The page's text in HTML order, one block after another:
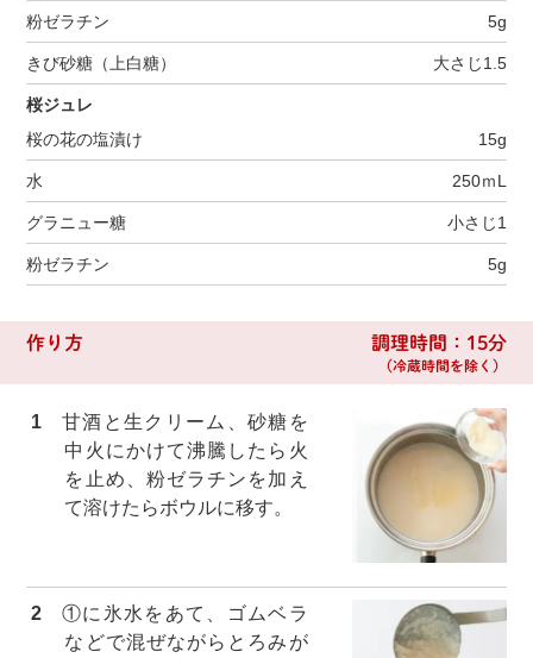
粉ゼラチン 5g
きび砂糖（上白糖） 大さじ1.5
桜ジュレ
桜の花の塩漬け
15g
水 250ｍL
グラニュー糖 小さじ1
粉ゼラチン 5g
作り方 調理時間：15分
（冷蔵時間を除く）
1
甘酒と生クリーム、砂糖を
中火にかけて沸騰したら火
を止め、粉ゼラチンを加え
て溶けたらボウルに移す。
2
①に氷水をあて、ゴムベラ
などで混ぜながらとろみが